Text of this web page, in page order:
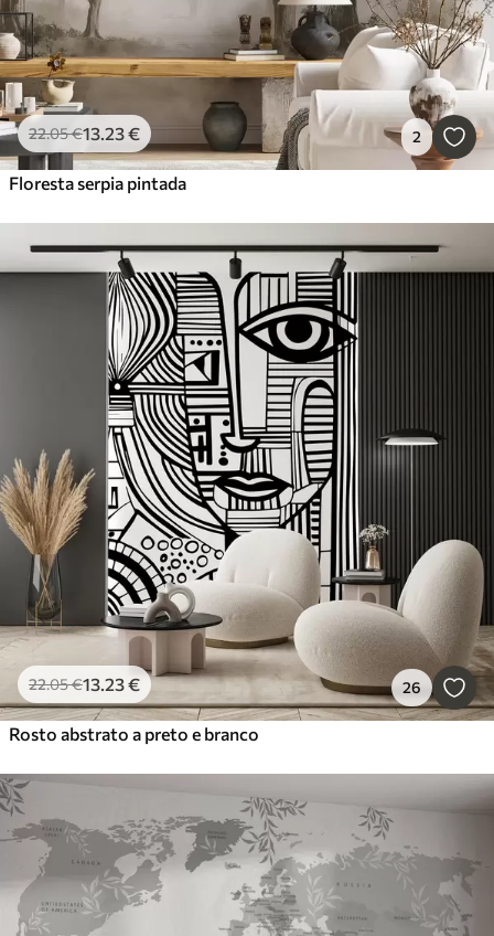
22.05€13.23€ 2
Floresta serpia pintada
22.05€13.23€ 26
Rosto abstrato a preto e branco